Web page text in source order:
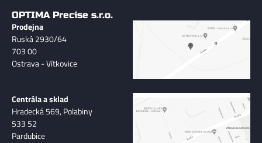
OPTIMA Precise s.r.o.
Prodejna
Ruská 2930/64
703 00
Ostrava - Vítkovice
Centrála a sklad
Hradecká 569, Polabiny
533 52
Pardubice